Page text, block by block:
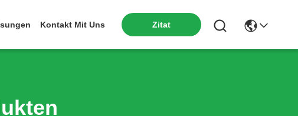
Kontakt Mit Uns Zitat